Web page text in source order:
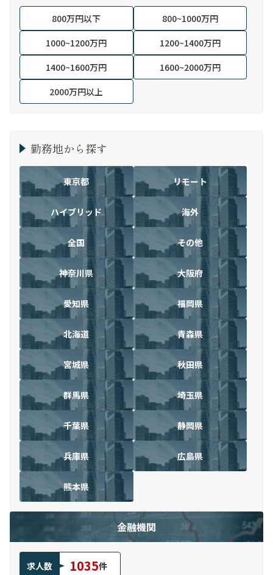
800万円以下
800~1000万円
1000~1200万円
1200~1400万円
1400~1600万円
1600~2000万円
2000万円以上
勤務地から探す
東京都 リモート
ハイブリッド 海外
全国 その他
神奈川県 大阪府
愛知県 福岡県
北海道 青森県
宮城県 秋田県
群馬県 埼玉県
千葉県 静岡県
兵庫県 広島県
熊本県
金融機関
求人数 1035件